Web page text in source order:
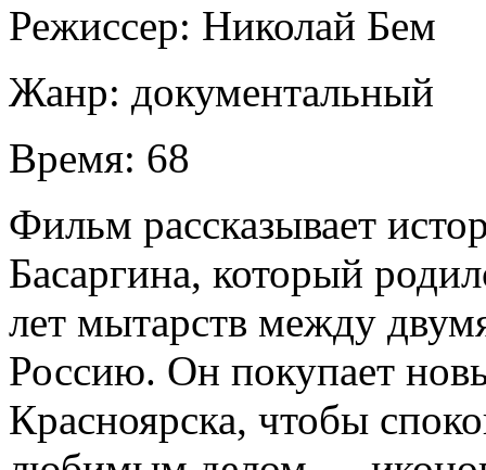
Режиссер: Николай Бем
Жанр: документальный
Время: 68
Фильм рассказывает
Басаргина, который
лет мытарств между
Россию. Он покупает
Красноярска, чтобы